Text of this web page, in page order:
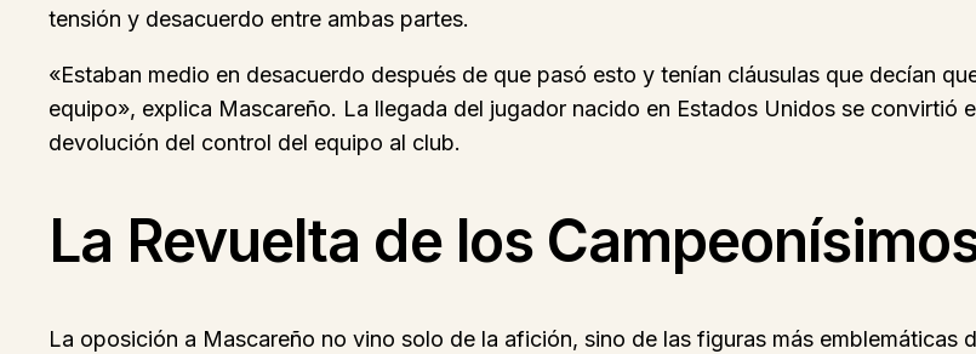
tensión y desacuerdo entre ambas partes.
«Estaban medio en desacuerdo después de que pasó esto y tenían cláusulas que decían
equipo», explica Mascareño. La llegada del jugador nacido en Estados Unidos se convirtió
devolución del control del equipo al club.
La Revuelta de los
La oposición a Mascareño no vino solo de la afición, sino de las figuras más emblemáticas